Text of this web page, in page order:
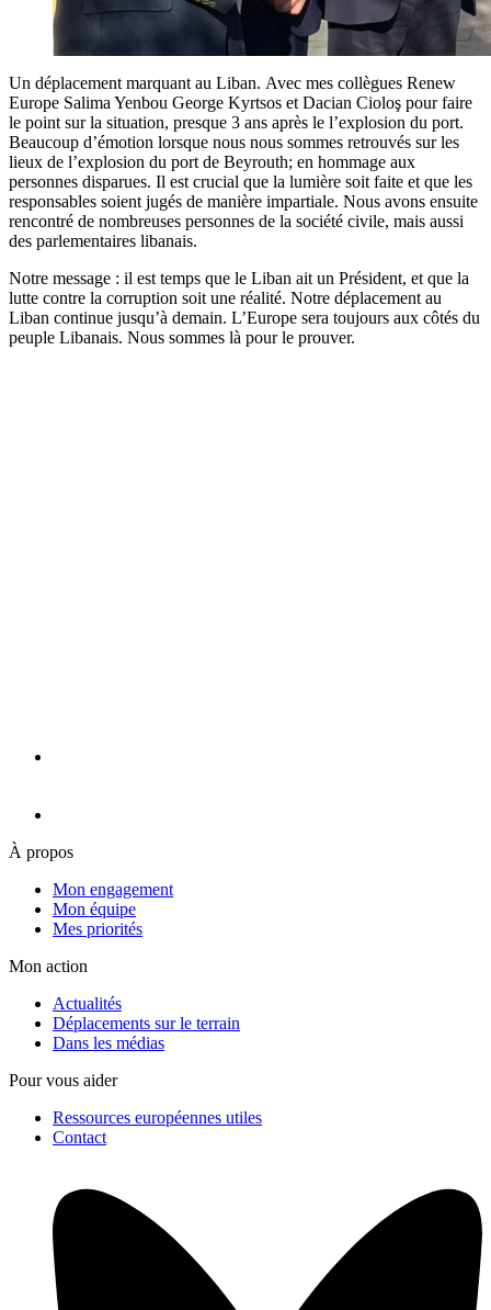
Un déplacement marquant au Liban. Avec mes collègues Renew
Europe Salima Yenbou George Kyrtsos et Dacian Cioloş pour faire
le point sur la situation, presque 3 ans après le l’explosion du port.
Beaucoup d’émotion lorsque nous nous sommes retrouvés sur les
lieux de l’explosion du port de Beyrouth; en hommage aux
personnes disparues. Il est crucial que la lumière soit faite et que les
responsables soient jugés de manière impartiale. Nous avons ensuite
rencontré de nombreuses personnes de la société civile, mais aussi
des parlementaires libanais.
Notre message : il est temps que le Liban ait un Président, et que la
lutte contre la corruption soit une réalité. Notre déplacement au
Liban continue jusqu’à demain. L’Europe sera toujours aux côtés du
peuple Libanais. Nous sommes là pour le prouver.
À propos
Mon engagement
Mon équipe
Mes priorités
Mon action
Actualités
Déplacements sur le terrain
Dans les médias
Pour vous aider
Ressources européennes utiles
Contact